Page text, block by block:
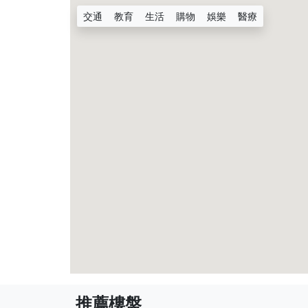
交通 教育 生活 購物 娛樂 醫療
推薦樓盤